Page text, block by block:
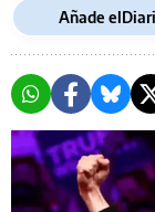
Añade